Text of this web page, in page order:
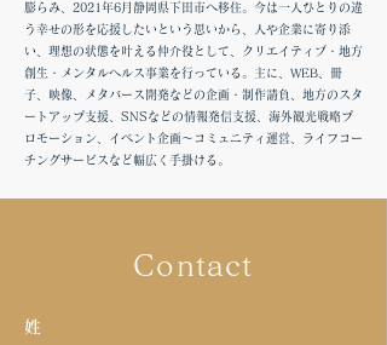
膨らみ、2021年6月静岡県下田市へ移住。今は一人ひとりの違
う幸せの形を応援したいという思いから、人や企業に寄り添
い、理想の状態を叶える仲介役として、クリエイティブ・地方
創生・メンタルヘルス事業を行っている。主に、WEB、冊
子、映像、メタバース開発などの企画・制作請負、地方のスタ
ートアップ支援、SNSなどの情報発信支援、海外観光戦略プ
ロモーション、イベント企画〜コミュニティ運営、ライフコー
チングサービスなど幅広く手掛ける。
Contact
姓